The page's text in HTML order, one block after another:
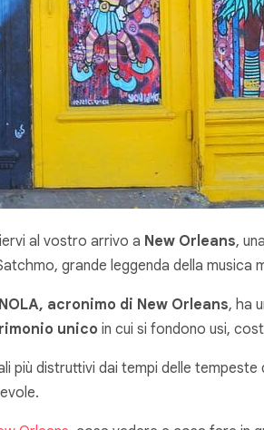
al vostro arrivo a New Orleans,
grande leggenda della
NOLA, acronimo di New Orleans, ha
unico in cui si fondono usi,
più distruttivi dai tempi delle